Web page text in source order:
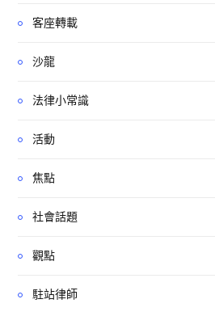
客座轉載
沙龍
法律小常識
活動
焦點
社會話題
觀點
駐站律師